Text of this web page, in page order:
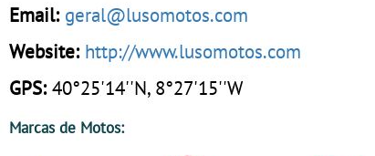
Email: geral@lusomotos.com
Website: http://www.lusomotos.com
GPS:40°25'14''N, 8°27'15''W
Marcas de Motos: